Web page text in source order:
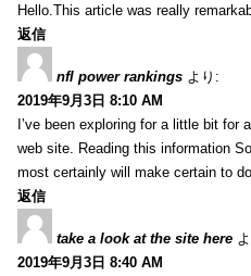
Hello.This article was really
返信
nfl power rankings より:
2019年9月3日 8:10 AM
I’ve been exploring for a little bit
web site. Reading this information
most certainly will make certain to
返信
take a look at the site here
2019年9月3日 8:40 AM